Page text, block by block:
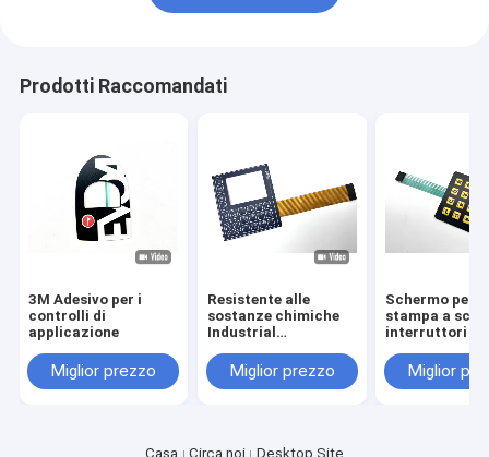
Casa.
Prodotti
Prodotti Raccomandati
3M Adesivo per i
controlli di
applicazione
Miglior prezzo
Resistente alle
sostanze chimiche
Industrial
Tact Push Button
Switch con opzioni
Miglior prezzo
Schermo per
stampa a
interruttori a
circuito
in argento con
Miglior
Casa Circa noi Desktop Site